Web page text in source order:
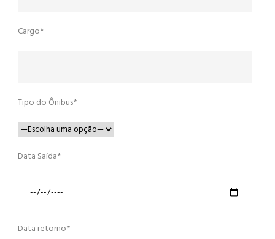
Cargo*
Tipo do Ônibus*
Data Saída*
Data retorno*